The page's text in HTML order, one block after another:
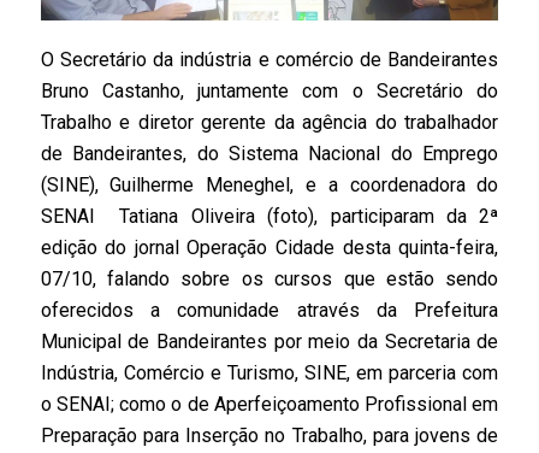
O Secretário da indústria e comércio de Bandeirantes
Bruno Castanho, juntamente com o Secretário do
Trabalho e diretor gerente da agência do trabalhador
de Bandeirantes, do Sistema Nacional do Emprego
(SINE), Guilherme Meneghel, e a coordenadora do
SENAI Tatiana Oliveira (foto), participaram da 2ª
edição do jornal Operação Cidade desta quinta-feira,
07/10, falando sobre os cursos que estão sendo
oferecidos a comunidade através da Prefeitura
Municipal de Bandeirantes por meio da Secretaria de
Indústria, Comércio e Turismo, SINE, em parceria com
o SENAI; como o de Aperfeiçoamento Profissional em
Preparação para Inserção no Trabalho, para jovens de